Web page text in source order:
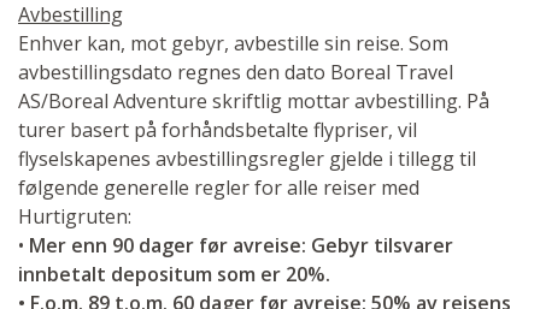
Avbestilling
Enhver kan, mot gebyr, avbestille sin reise. Som
avbestillingsdato regnes den dato Boreal Travel
AS/Boreal Adventure skriftlig mottar avbestilling. På
turer basert på forhåndsbetalte flypriser, vil
flyselskapenes avbestillingsregler gjelde i tillegg til
følgende generelle regler for alle reiser med
Hurtigruten:
• Mer enn 90 dager før avreise: Gebyr tilsvarer
innbetalt depositum som er 20%.
• F.o.m. 89 t.o.m. 60 dager før avreise: 50% av reisens